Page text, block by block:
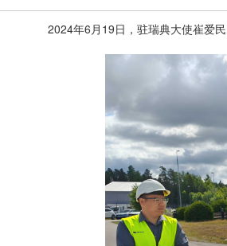
2024年6月19日，驻瑞典大使崔爱